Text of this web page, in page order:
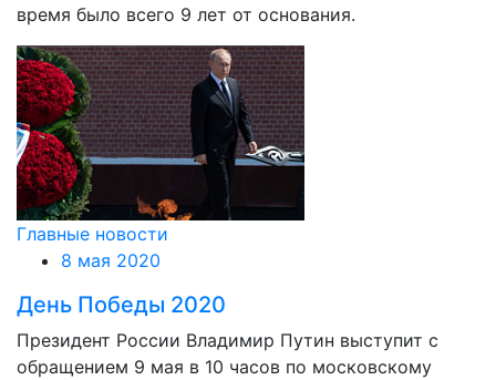
время было всего 9 лет от основания.
Главные новости
8 мая 2020
День Победы 2020
Президент России Владимир Путин выступит с
обращением 9 мая в 10 часов по московскому